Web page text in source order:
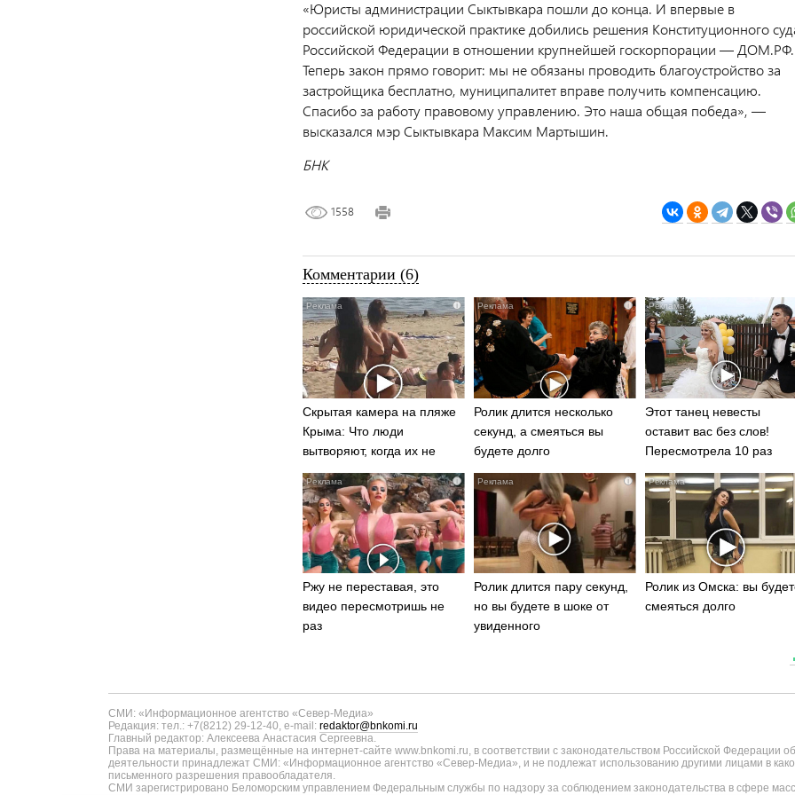
«Юристы администрации Сыктывкара пошли до конца. И впервые в
российской юридической практике добились решения Конституционного
Российской Федерации в отношении крупнейшей госкорпорации — ДОМ.РФ.
Теперь закон прямо говорит: мы не обязаны проводить благоустройство за
застройщика бесплатно, муниципалитет вправе получить компенсацию.
Спасибо за работу правовому управлению. Это наша общая победа», —
высказался мэр Сыктывкара Максим Мартышин.
БНК
1558
Комментарии (6)
i
Скрытая камера на пляже
Крыма: Что люди
вытворяют, когда их не
видят...
i
Ролик длится несколько
секунд, а смеяться вы
будете долго
Этот танец невесты
оставит вас без слов!
Пересмотрела 10 раз
i
Ржу не переставая, это
видео пересмотришь не
раз
i
Ролик длится пару секунд,
но вы будете в шоке от
увиденного
Ролик из Омска: вы
смеяться долго
СМИ: «Информационное агентство «Север-Медиа»
Редакция: тел.: +7(8212) 29-12-40, e-mail: redaktor@bnkomi.ru
Главный редактор: Алексеева Анастасия Сергеевна.
Права на материалы, размещённые на интернет-сайте www.bnkomi.ru, в соответствии с законодательством Российской Федерации
деятельности принадлежат СМИ: «Информационное агентство «Север-Медиа», и не подлежат использованию другими лицами в
письменного разрешения правообладателя.
СМИ зарегистрировано Беломорским управлением Федеральным службы по надзору за соблюдением законодательства в сфере